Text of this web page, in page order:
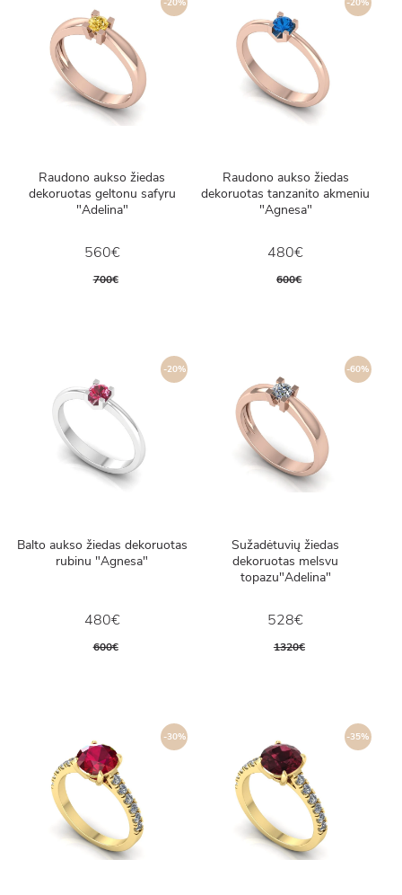
Raudono aukso žiedas
dekoruotas geltonu safyru
"Adelina"
560€
700€
Raudono aukso žiedas
dekoruotas tanzanito akmeniu
"Agnesa"
480€
600€
-20%
Balto aukso žiedas dekoruotas
rubinu "Agnesa"
480€
600€
-60%
Sužadėtuvių žiedas
dekoruotas melsvu
topazu"Adelina"
528€
1320€
-30% -35%